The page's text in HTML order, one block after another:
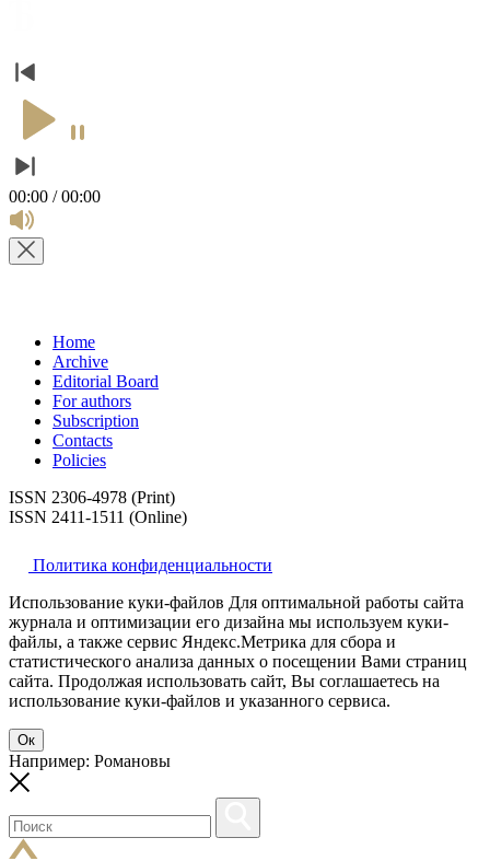
00:00 / 00:00
Home
Archive
Editorial Board
For authors
Subscription
Contacts
Policies
ISSN 2306-4978 (Print)
ISSN 2411-1511 (Online)
Политика конфиденциальности
Использование куки-файлов Для оптимальной работы сайта
журнала и оптимизации его дизайна мы используем куки-
файлы, а также сервис Яндекс.Метрика для сбора и
статистического анализа данных о посещении Вами страниц
сайта. Продолжая использовать сайт, Вы соглашаетесь на
использование куки-файлов и указанного сервиса.
Ок
Например: Романовы